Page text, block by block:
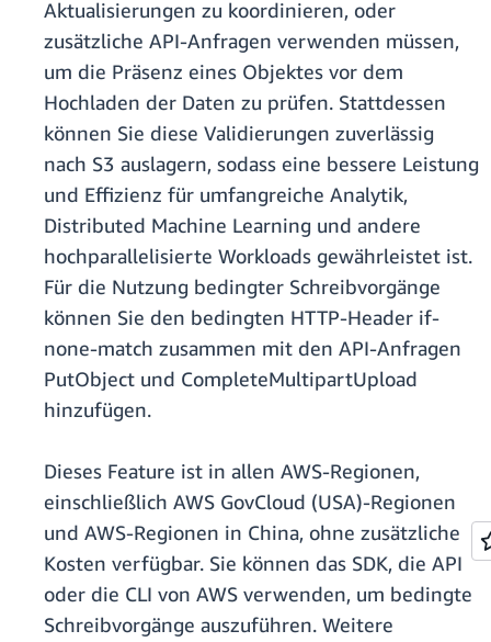
Aktualisierungen zu koordinieren, oder
zusätzliche API-Anfragen verwenden müssen,
um die Präsenz eines Objektes vor dem
Hochladen der Daten zu prüfen. Stattdessen
können Sie diese Validierungen zuverlässig
nach S3 auslagern, sodass eine bessere Leistung
und Effizienz für umfangreiche Analytik,
Distributed Machine Learning und andere
hochparallelisierte Workloads gewährleistet ist.
Für die Nutzung bedingter Schreibvorgänge
können Sie den bedingten HTTP-Header if-
none-match zusammen mit den API-Anfragen
PutObject und CompleteMultipartUpload
hinzufügen.
Dieses Feature ist in allen AWS-Regionen,
einschließlich AWS GovCloud (USA)-Regionen
und AWS-Regionen in China, ohne zusätzliche
Kosten verfügbar. Sie können das SDK, die API
oder die CLI von AWS verwenden, um bedingte
Schreibvorgänge auszuführen. Weitere